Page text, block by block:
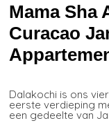
Mama Sha
Curacao
Dalakochi is ons
eerste verdieping
een gedeelte van